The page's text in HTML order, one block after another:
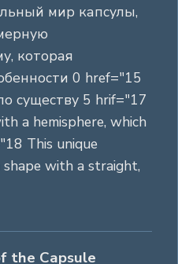
мир капсулы,
которая
0 href="15
существу 5 hrif="17
a hemisphere, which
This unique
with a straight,
the Capsule